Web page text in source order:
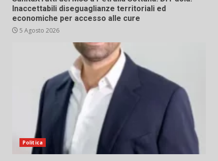
Inaccettabili diseguaglianze territoriali ed
economiche per accesso alle cure
5 Agosto 2026
Politica